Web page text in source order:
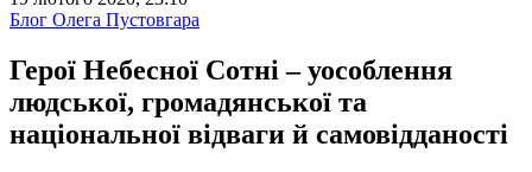
Блог Олега Пустовгара
Герої Небесної Сотні – уособлення
людської, громадянської та
національної відваги й самовідданості